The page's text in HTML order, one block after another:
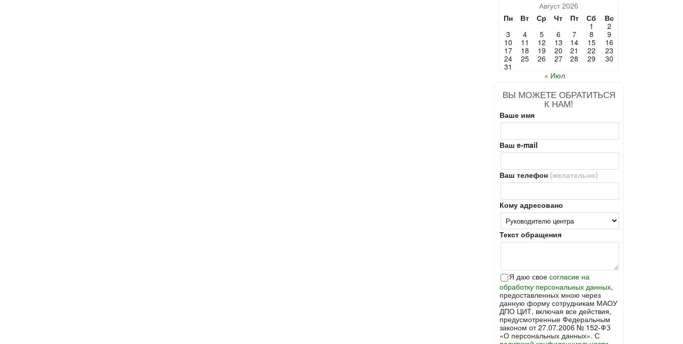
Август 2026
Пн
Вт Ср Чт Пт Сб
Вс
1
2
3
4 5 6 7 8
9
10
11 12 13 14 15
16
17
18 19 20 21 22
23
24
25 26 27 28 29
30
31
« Июл
ВЫ МОЖЕТЕ ОБРАТИТЬСЯ
К НАМ!
Ваше имя
Ваш e-mail
Ваш телефон (желательно)
Кому адресовано
Текст обращения
Я даю свое согласие на
обработку персональных данных,
предоставленных мною через
данную форму сотрудникам МАОУ
ДПО ЦИТ, включая все действия,
предусмотренные Федеральным
законом от 27.07.2006 № 152-ФЗ
«О персональных данных». С